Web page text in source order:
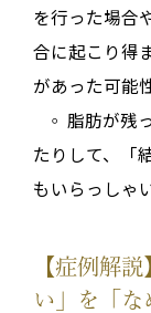
を行った場合
合に起こり得
があった可能
◦ 脂肪が残
たりして、「
もいらっしゃ
【症例解
い」を「な